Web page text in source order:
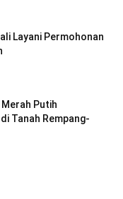
Layani Permohonan
Putih
Tanah Rempang-